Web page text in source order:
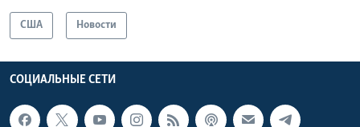
США Новости
СОЦИАЛЬНЫЕ СЕТИ